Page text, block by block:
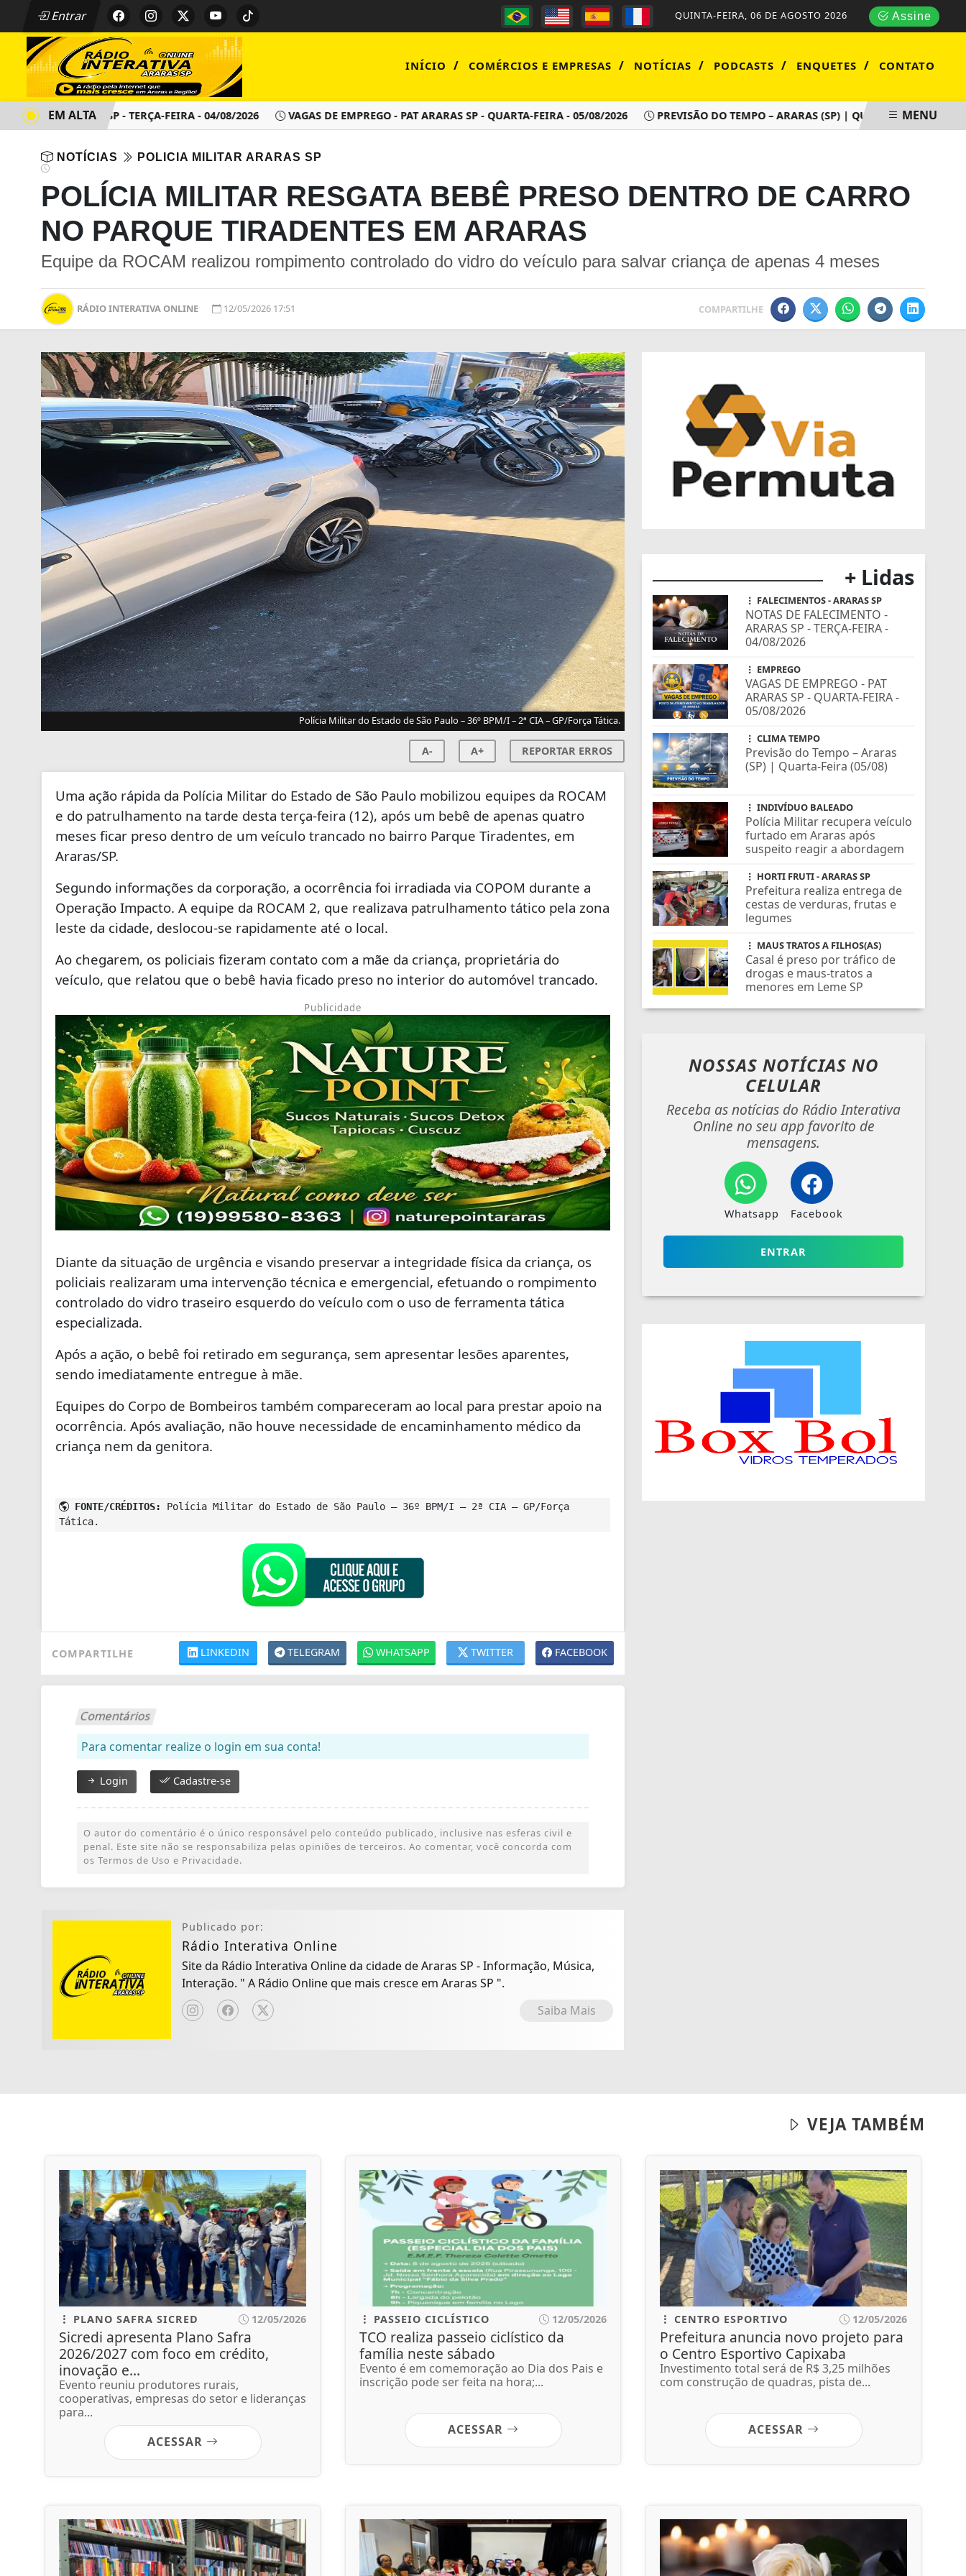
Entrar Assine
QUINTA-FEIRA, 06 DE AGOSTO 2026
INÍCIO / COMÉRCIOS E EMPRESAS / NOTÍCIAS / PODCASTS / ENQUETES / CONTATO
- ARARAS SP - TERÇA-FEIRA - 04/08/2026 VAGAS DE EMPREGO - PAT ARARAS SP - QUARTA-FEIRA - 05/08/2026 PREVISÃO DO TEMPO – ARARAS (SP) | QUARTA-FEIRA (05/08)
EM ALTA MENU
NOTÍCIAS POLICIA MILITAR ARARAS SP
POLÍCIA MILITAR RESGATA BEBÊ PRESO DENTRO DE CARRO
NO PARQUE TIRADENTES EM ARARAS
Equipe da ROCAM realizou rompimento controlado do vidro do veículo para salvar criança de apenas 4 meses
RÁDIO INTERATIVA ONLINE 12/05/2026 17:51 COMPARTILHE
Polícia Militar do Estado de São Paulo – 36º BPM/I – 2ª CIA – GP/Força Tática.
A- A+ REPORTAR ERROS
Uma ação rápida da Polícia Militar do Estado de São Paulo mobilizou equipes da ROCAM
e do patrulhamento na tarde desta terça-feira (12), após um bebê de apenas quatro
meses ficar preso dentro de um veículo trancado no bairro Parque Tiradentes, em
Araras/SP.
Segundo informações da corporação, a ocorrência foi irradiada via COPOM durante a
Operação Impacto. A equipe da ROCAM 2, que realizava patrulhamento tático pela zona
leste da cidade, deslocou-se rapidamente até o local.
Ao chegarem, os policiais fizeram contato com a mãe da criança, proprietária do
veículo, que relatou que o bebê havia ficado preso no interior do automóvel trancado.
Publicidade
Diante da situação de urgência e visando preservar a integridade física da criança, os
policiais realizaram uma intervenção técnica e emergencial, efetuando o rompimento
controlado do vidro traseiro esquerdo do veículo com o uso de ferramenta tática
especializada.
Após a ação, o bebê foi retirado em segurança, sem apresentar lesões aparentes,
sendo imediatamente entregue à mãe.
Equipes do Corpo de Bombeiros também compareceram ao local para prestar apoio na
ocorrência. Após avaliação, não houve necessidade de encaminhamento médico da
criança nem da genitora.
FONTE/CRÉDITOS:
Polícia Militar do Estado de São Paulo – 36º BPM/I – 2ª CIA – GP/Força
Tática.
COMPARTILHE FACEBOOK
TWITTER
WHATSAPP
TELEGRAM
LINKEDIN
Comentários
Para comentar realize o login em sua conta!
Login Cadastre-se
O autor do comentário é o único responsável pelo conteúdo publicado, inclusive nas esferas civil e
penal. Este site não se responsabiliza pelas opiniões de terceiros. Ao comentar, você concorda com
os Termos de Uso e Privacidade.
Publicado por:
Rádio Interativa Online
Site da Rádio Interativa Online da cidade de Araras SP - Informação, Música,
Interação. " A Rádio Online que mais cresce em Araras SP ".
Saiba Mais
+ Lidas
FALECIMENTOS - ARARAS SP
NOTAS DE FALECIMENTO -
ARARAS SP - TERÇA-FEIRA -
04/08/2026
EMPREGO
VAGAS DE EMPREGO - PAT
ARARAS SP - QUARTA-FEIRA -
05/08/2026
CLIMA TEMPO
Previsão do Tempo – Araras
(SP) | Quarta-Feira (05/08)
INDIVÍDUO BALEADO
Polícia Militar recupera veículo
furtado em Araras após
suspeito reagir a abordagem
HORTI FRUTI - ARARAS SP
Prefeitura realiza entrega de
cestas de verduras, frutas e
legumes
MAUS TRATOS A FILHOS(AS)
Casal é preso por tráfico de
drogas e maus-tratos a
menores em Leme SP
NOSSAS NOTÍCIAS NO
CELULAR
Receba as notícias do Rádio Interativa
Online no seu app favorito de
mensagens.
Whatsapp Facebook
ENTRAR
VEJA TAMBÉM
PLANO SAFRA SICRED 12/05/2026
Sicredi apresenta Plano Safra
2026/2027 com foco em crédito,
inovação e...
Evento reuniu produtores rurais,
cooperativas, empresas do setor e lideranças
para...
ACESSAR
PASSEIO CICLÍSTICO 12/05/2026
TCO realiza passeio ciclístico da
família neste sábado
Evento é em comemoração ao Dia dos Pais e
inscrição pode ser feita na hora;...
ACESSAR
CENTRO ESPORTIVO 12/05/2026
Prefeitura anuncia novo projeto para
o Centro Esportivo Capixaba
Investimento total será de R$ 3,25 milhões
com construção de quadras, pista de...
ACESSAR